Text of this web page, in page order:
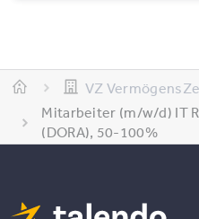
VZ
Mitarbeiter (m/w/d) IT
(DORA), 50-100%